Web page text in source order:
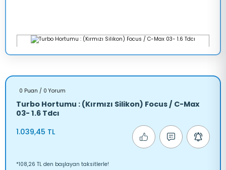
0 Puan / 0 Yorum
Turbo Hortumu : (Kırmızı Silikon) Focus / C-Max
03- 1.6 Tdcı
1.039,45 TL
*108,26 TL den başlayan taksitlerle!